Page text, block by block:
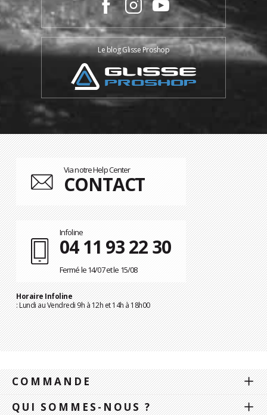
Le blog Glisse Proshop
Via notre Help Center
CONTACT
Infoline
04 11 93 22 30
Fermé le 14/07 et le 15/08
Horaire Infoline
: Lundi au Vendredi 9h à 12h et 14h à 18h00
COMMANDE
QUI SOMMES-NOUS ?